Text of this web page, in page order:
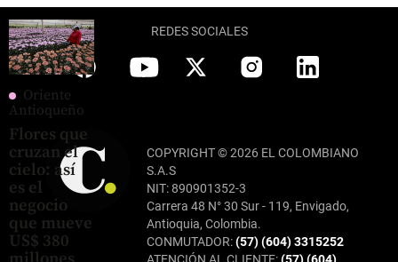
Oriente
Antioqueño
Flores que
cruzan el
cielo: así
es el
negocio
que mueve
US$ 380
REDES SOCIALES
COPYRIGHT © 2026 EL COLOMBIANO
S.A.S
NIT: 890901352-3
Carrera 48 N° 30 Sur - 119, Envigado,
Antioquia, Colombia.
CONMUTADOR:(57) (604) 3315252